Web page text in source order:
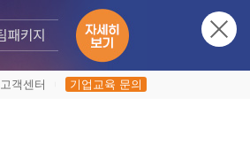
고객센터 기업교육 문의